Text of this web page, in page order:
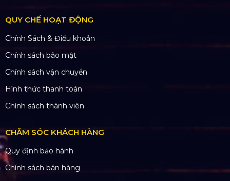
QUY CHẾ HOẠT ĐỘNG
Chính Sách & Điều khoản
Chính sách bảo mật
Chính sách vận chuyển
Hình thức thanh toán
Chính sách thành viên
CHĂM SÓC KHÁCH HÀNG
Quy định bảo hành
Chính sách bán hàng